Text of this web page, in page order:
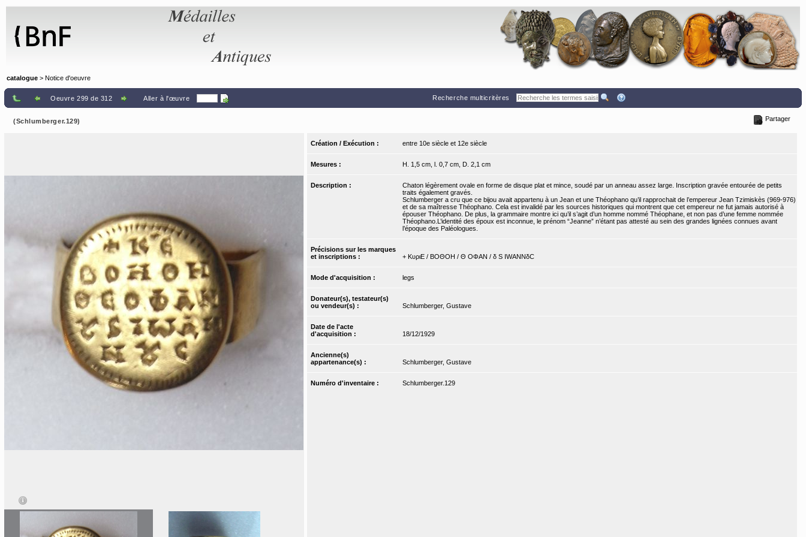
catalogue > Notice d'oeuvre
Oeuvre 299 de 312 Aller à l'œuvre Recherche multicritères
(Schlumberger.129) Partager
Création / Exécution : entre 10e siècle et 12e siècle
Mesures : H. 1,5 cm, l. 0,7 cm, D. 2,1 cm
Description :
Chaton légèrement ovale en forme de disque plat et mince, soudé par un anneau assez large. Inscription gravée entourée de petits
traits également gravés.
Schlumberger a cru que ce bijou avait appartenu à un Jean et une Théophano qu’il rapprochait de l’empereur Jean Tzimiskès (969-976)
et de sa maîtresse Théophano. Cela est invalidé par les sources historiques qui montrent que cet empereur ne fut jamais autorisé à
épouser Théophano. De plus, la grammaire montre ici qu’il s’agit d’un homme nommé Théophane, et non pas d’une femme nommée
Théophano.L’identité des époux est inconnue, le prénom “Jeanne” n’étant pas attesté au sein des grandes lignées connues avant
l’époque des Paléologues.
Précisions sur les marques
et inscriptions :
+ ΚυριΕ / ΒΟΘΟΗ / Θ ΟΦΑΝ / δ S IWΑΝΝδC
Mode d'acquisition : legs
Donateur(s), testateur(s)
ou vendeur(s) :
Schlumberger, Gustave
Date de l'acte
d'acquisition :
18/12/1929
Ancienne(s)
appartenance(s) :
Schlumberger, Gustave
Numéro d'inventaire : Schlumberger.129